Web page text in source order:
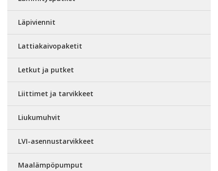
Läpiviennit
Lattiakaivopaketit
Letkut ja putket
Liittimet ja tarvikkeet
Liukumuhvit
LVI-asennustarvikkeet
Maalämpöpumput